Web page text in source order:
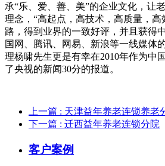
承“乐、爱、善、美”的企业文化，让
理念，“高起点，高技术，高质量，高
路，得到业界的一致好评，并且获得
国网、腾讯、网易、新浪等一线媒体
理杨啸先生更是有幸在2010年作为中
了央视的新闻30分的报道。
上一篇 : 天津益年养老连锁养老
下一篇 : 迁西益年养老连锁分院
客户案例